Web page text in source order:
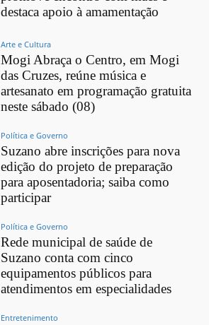
destaca apoio à amamentação
Arte e Cultura
Mogi Abraça o Centro, em Mogi
das Cruzes, reúne música e
artesanato em programação gratuita
neste sábado (08)
Política e Governo
Suzano abre inscrições para nova
edição do projeto de preparação
para aposentadoria; saiba como
participar
Política e Governo
Rede municipal de saúde de
Suzano conta com cinco
equipamentos públicos para
atendimentos em especialidades
Entretenimento